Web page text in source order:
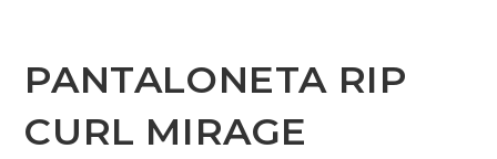
PANTALONETA RIP
CURL MIRAGE